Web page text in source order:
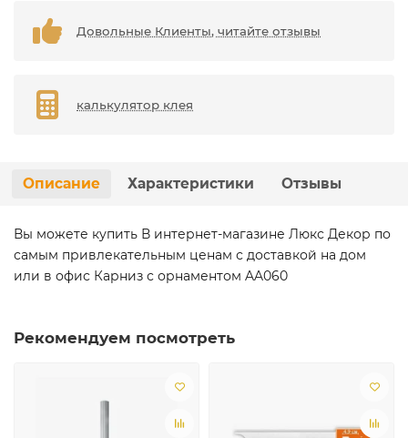
Довольные Клиенты, читайте отзывы
калькулятор клея
Описание Характеристики Отзывы
Вы можете купить В интернет-магазине Люкс Декор по
самым привлекательным ценам с доставкой на дом
или в офис Карниз с орнаментом AA060
Рекомендуем посмотреть